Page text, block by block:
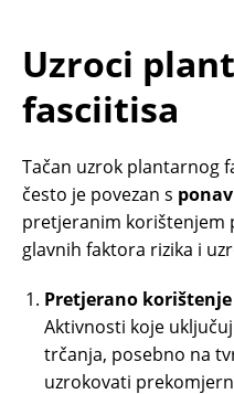
Uzroci
fasciitisa
Tačan uzrok plantarnog
često je povezan s
pretjeranim korištenjem
glavnih faktora rizika i
Pretjerano
Aktivnosti koje
trčanja, posebno na
uzrokovati